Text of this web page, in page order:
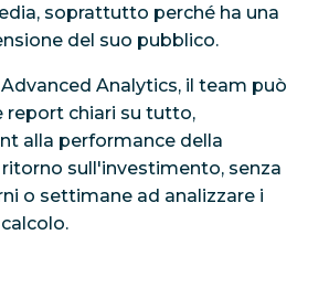
soprattutto perché ha una
del suo pubblico.
Analytics, il team può
report chiari su tutto,
alla performance della
sull'investimento, senza
o settimane ad analizzare i